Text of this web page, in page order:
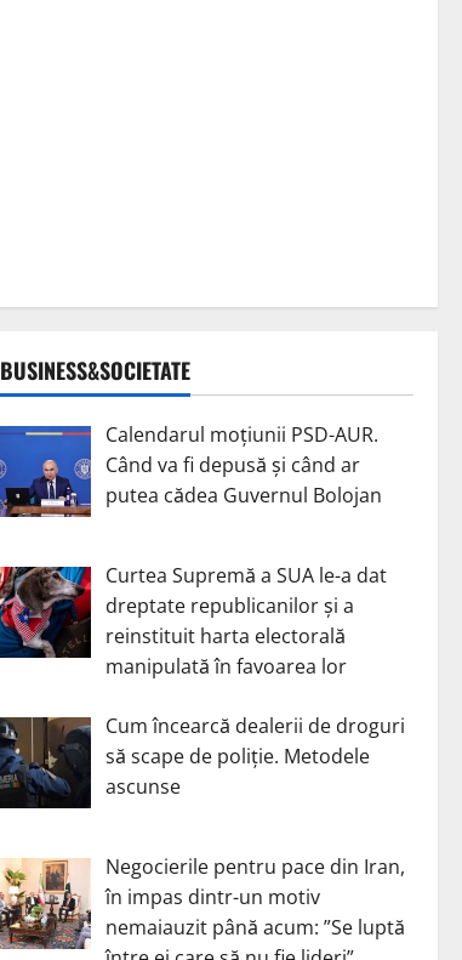
BUSINESS&SOCIETATE
Calendarul moțiunii PSD-AUR.
Când va fi depusă și când ar
putea cădea Guvernul Bolojan
Curtea Supremă a SUA le-a dat
dreptate republicanilor și a
reinstituit harta electorală
manipulată în favoarea lor
Cum încearcă dealerii de droguri
să scape de poliție. Metodele
ascunse
Negocierile pentru pace din Iran,
în impas dintr-un motiv
nemaiauzit până acum: ”Se luptă